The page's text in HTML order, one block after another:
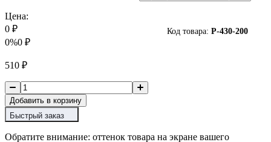
Код товара: P-430-200
Цена:
0 ₽
0%0 ₽
510 ₽
Добавить в корзину
Быстрый заказ
Обратите внимание: оттенок товара на экране вашего